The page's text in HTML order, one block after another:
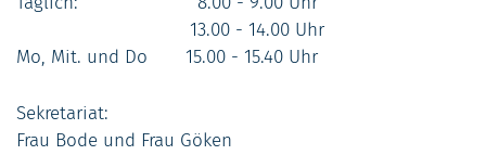
13.00 - 14.00 Uhr
Mo, Mit. und Do 15.00 - 15.40 Uhr
Sekretariat:
Frau Bode und Frau Göken